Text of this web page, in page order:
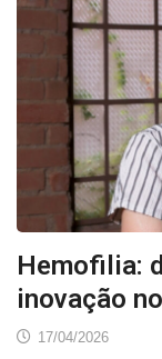
Hemofilia:
inovação
17/04/2026